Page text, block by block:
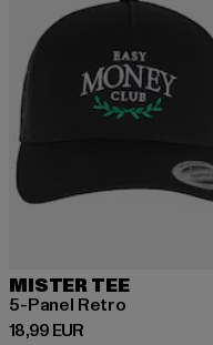
MISTER TEE
5-Panel Retro
18,99 EUR
Derzeitiger Preis: 18,99 EUR